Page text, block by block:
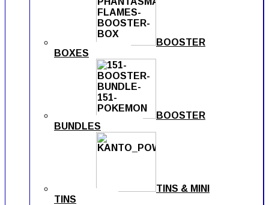
BOOSTER
BOXES
BOOSTER
BUNDLES
TINS & MINI
TINS